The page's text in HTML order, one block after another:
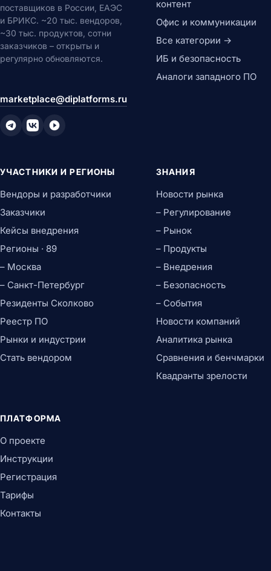
поставщиков в России, ЕАЭС
и БРИКС. ~20 тыс. вендоров,
~30 тыс. продуктов, сотни
заказчиков – открыты и
регулярно обновляются.
marketplace@diplatforms.ru
контент
Офис и коммуникации
Все категории →
ИБ и безопасность
Аналоги западного ПО
УЧАСТНИКИ И РЕГИОНЫ
Вендоры и разработчики
Заказчики
Кейсы внедрения
Регионы · 89
– Москва
– Санкт-Петербург
Резиденты Сколково
Реестр ПО
Рынки и индустрии
Стать вендором
ЗНАНИЯ
Новости рынка
– Регулирование
– Рынок
– Продукты
– Внедрения
– Безопасность
– События
Новости компаний
Аналитика рынка
Сравнения и бенчмарки
Квадранты зрелости
ПЛАТФОРМА
О проекте
Инструкции
Регистрация
Тарифы
Контакты